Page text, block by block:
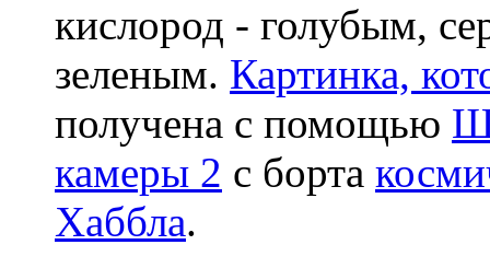
кислород - голубым,
зеленым. Картинка,
получена с помощью
камеры 2 с борта
Хаббла.